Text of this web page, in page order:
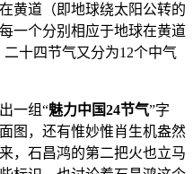
黄道（即地球绕太阳公转的
一个分别相应于地球在黄道
二十四节气又分为12个中气
一组“魅力中国24节气”字
图，还有惟妙惟肖生机盎然
，石昌鸿的第二把火也立马